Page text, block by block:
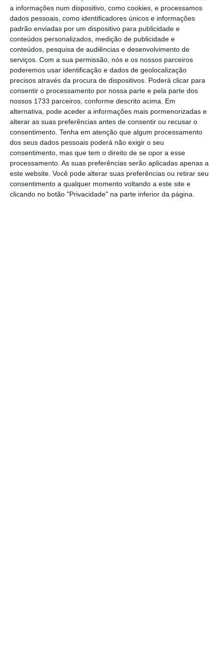
a informações num dispositivo, como cookies, e processamos
dados pessoais, como identificadores únicos e informações
padrão enviadas por um dispositivo para publicidade e
conteúdos personalizados, medição de publicidade e
conteúdos, pesquisa de audiências e desenvolvimento de
serviços. Com a sua permissão, nós e os nossos parceiros
poderemos usar identificação e dados de geolocalização
precisos através da procura de dispositivos. Poderá clicar para
consentir o processamento por nossa parte e pela parte dos
nossos 1733 parceiros, conforme descrito acima. Em
alternativa, pode aceder a informações mais pormenorizadas e
alterar as suas preferências antes de consentir ou recusar o
consentimento. Tenha em atenção que algum processamento
dos seus dados pessoais poderá não exigir o seu
consentimento, mas que tem o direito de se opor a esse
processamento. As suas preferências serão aplicadas apenas a
este website. Você pode alterar suas preferências ou retirar seu
consentimento a qualquer momento voltando a este site e
clicando no botão "Privacidade" na parte inferior da página.
iniciativa, mas sublinhou que “é um mercado
livre”no qual os investidores tomam as suas
decisões em função das oportunidades.
Escolha o ECO como fonte
preferida no Google
Escolher›
No encerramento do 43.º Congresso do PSD, a
21 de junho de 2026, o primeiro-ministro, Luís
Montenegro, anunciou aintenção do Governo
de criar um fundo soberano , gerido no quadro
do IGCP, para permitir a intervenção do
Estado em setores estratégicos: